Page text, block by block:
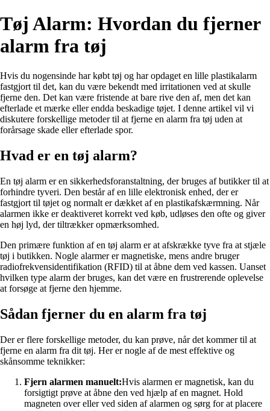
Tøj Alarm: Hvordan du fjerner
alarm fra tøj
Hvis du nogensinde har købt tøj og har opdaget en lille plastikalarm
fastgjort til det, kan du være bekendt med irritationen ved at skulle
fjerne den. Det kan være fristende at bare rive den af, men det kan
efterlade et mærke eller endda beskadige tøjet. I denne artikel vil vi
diskutere forskellige metoder til at fjerne en alarm fra tøj uden at
forårsage skade eller efterlade spor.
Hvad er en tøj alarm?
En tøj alarm er en sikkerhedsforanstaltning, der bruges af butikker til at
forhindre tyveri. Den består af en lille elektronisk enhed, der er
fastgjort til tøjet og normalt er dækket af en plastikafskærmning. Når
alarmen ikke er deaktiveret korrekt ved køb, udløses den ofte og giver
en høj lyd, der tiltrækker opmærksomhed.
Den primære funktion af en tøj alarm er at afskrække tyve fra at stjæle
tøj i butikken. Nogle alarmer er magnetiske, mens andre bruger
radiofrekvensidentifikation (RFID) til at åbne dem ved kassen. Uanset
hvilken type alarm der bruges, kan det være en frustrerende oplevelse
at forsøge at fjerne den hjemme.
Sådan fjerner du en alarm fra tøj
Der er flere forskellige metoder, du kan prøve, når det kommer til at
fjerne en alarm fra dit tøj. Her er nogle af de mest effektive og
skånsomme teknikker:
Fjern alarmen manuelt:Hvis alarmen er magnetisk, kan du
forsigtigt prøve at åbne den ved hjælp af en magnet. Hold
magneten over eller ved siden af alarmen og sørg for at placere